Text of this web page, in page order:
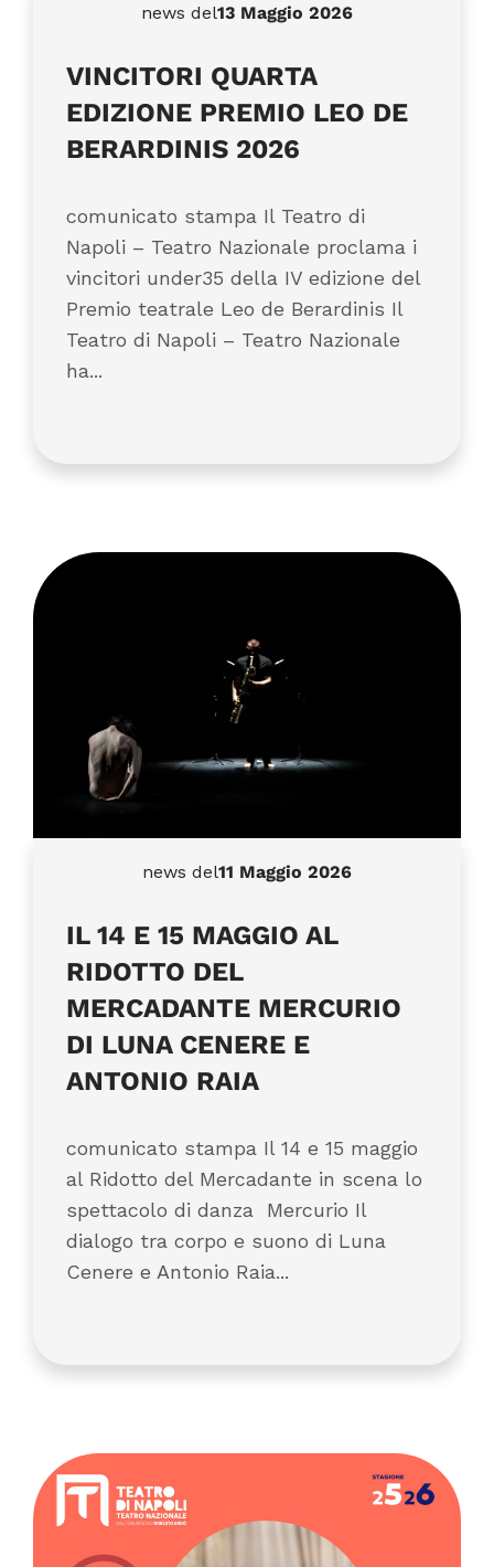
news del13 Maggio 2026
VINCITORI QUARTA
EDIZIONE PREMIO LEO DE
BERARDINIS 2026
comunicato stampa Il Teatro di
Napoli – Teatro Nazionale proclama i
vincitori under35 della IV edizione del
Premio teatrale Leo de Berardinis Il
Teatro di Napoli – Teatro Nazionale
ha...
news del11 Maggio 2026
IL 14 E 15 MAGGIO AL
RIDOTTO DEL
MERCADANTE MERCURIO
DI LUNA CENERE E
ANTONIO RAIA
comunicato stampa Il 14 e 15 maggio
al Ridotto del Mercadante in scena lo
spettacolo di danza Mercurio Il
dialogo tra corpo e suono di Luna
Cenere e Antonio Raia...